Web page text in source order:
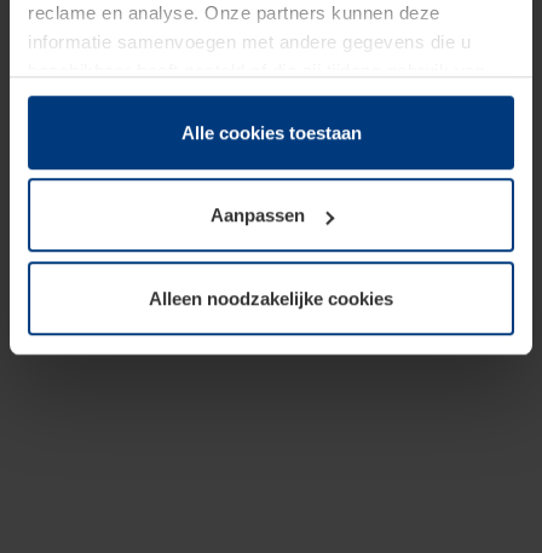
reclame en analyse. Onze partners kunnen deze
informatie samenvoegen met andere gegevens die u
hun diensten hebben verzameld.
Juridisch hebben wij het recht om cookies op uw
van deze pagina's absoluut vereist is. Voor alle andere
soorten cookies is uw toestemming benodigd. Uw
toestemming kunt u op elk moment bij de uitleg van de
wijzigen of herroepen.
Alle cookies toestaan
Aanpassen
Alleen noodzakelijke cookies